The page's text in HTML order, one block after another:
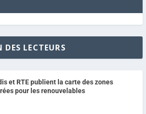
DES LECTEURS
et RTE publient la carte des zones
pour les renouvelables